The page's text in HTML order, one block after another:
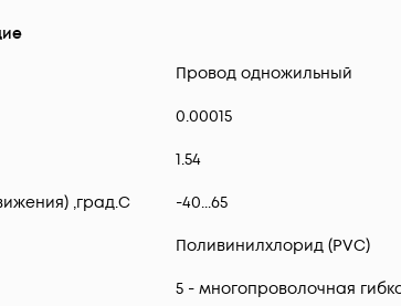
Провод одножильный
0.00015
1.54
,град.C -40...65
Поливинилхлорид (PVC)
5 - многопроволочная